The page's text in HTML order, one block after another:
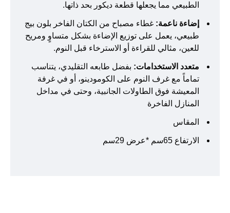
الطبيعي مما يجعلها قطعة ديكور بحد ذاتها.
إضاءة ناعمة: غطاء مصباح من الكتان الفاخر بلون بيج
طبيعي، يعمل على توزيع الإضاءة بشكل متساوٍ ومريح
للعين، مثالي للقراءة أو الاسترخاء قبل النوم.
متعدد الاستخدامات: بفضل طابعه التقليدي، يتناسب
تماماً مع غرف النوم على الكومودينو، أو في غرفة
المعيشة فوق الطاولات الجانبية، وحتى في مداخل
المنازل الفاخرة
المقاس
الارتفاع 65سم *عرض 29سم